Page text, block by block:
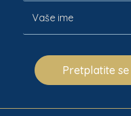
Pretplatite se